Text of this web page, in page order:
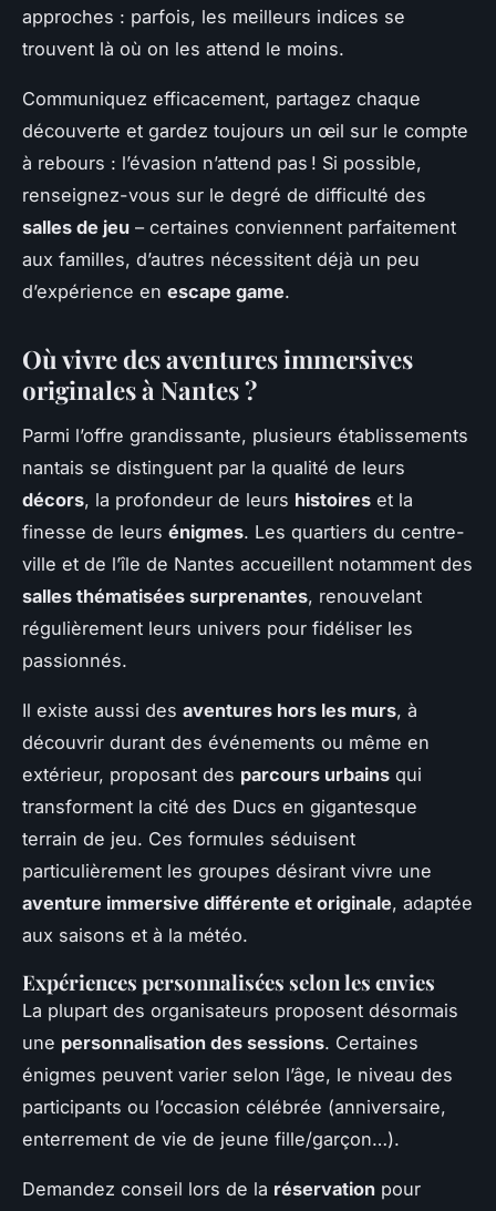
approches : parfois, les meilleurs indices se
trouvent là où on les attend le moins.
Communiquez efficacement, partagez chaque
découverte et gardez toujours un œil sur le compte
à rebours : l’évasion n’attend pas ! Si possible,
renseignez-vous sur le degré de difficulté des
salles de jeu – certaines conviennent parfaitement
aux familles, d’autres nécessitent déjà un peu
d’expérience en escape game.
Où vivre des aventures immersives
originales à Nantes ?
Parmi l’offre grandissante, plusieurs établissements
nantais se distinguent par la qualité de leurs
décors, la profondeur de leurs histoires et la
finesse de leurs énigmes. Les quartiers du centre-
ville et de l’île de Nantes accueillent notamment des
salles thématisées surprenantes, renouvelant
régulièrement leurs univers pour fidéliser les
passionnés.
Il existe aussi des aventures hors les murs, à
découvrir durant des événements ou même en
extérieur, proposant des parcours urbains qui
transforment la cité des Ducs en gigantesque
terrain de jeu. Ces formules séduisent
particulièrement les groupes désirant vivre une
aventure immersive différente et originale, adaptée
aux saisons et à la météo.
Expériences personnalisées selon les envies
La plupart des organisateurs proposent désormais
une personnalisation des sessions. Certaines
énigmes peuvent varier selon l’âge, le niveau des
participants ou l’occasion célébrée (anniversaire,
enterrement de vie de jeune fille/garçon…).
Demandez conseil lors de la réservation pour